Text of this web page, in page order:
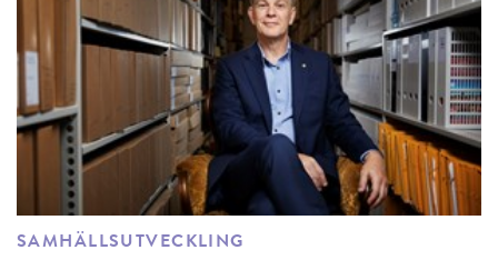
SAMHÄLLSUTVECKLING